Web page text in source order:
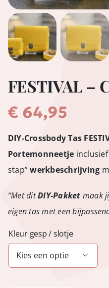
FESTIVAL –
€ 64,95
DIY-Crossbody Tas
Portemonneetje
stap”werkbeschrijving
“Met ditDIY-Pakket maak
eigen tas met een
Kleur gesp / slotje
